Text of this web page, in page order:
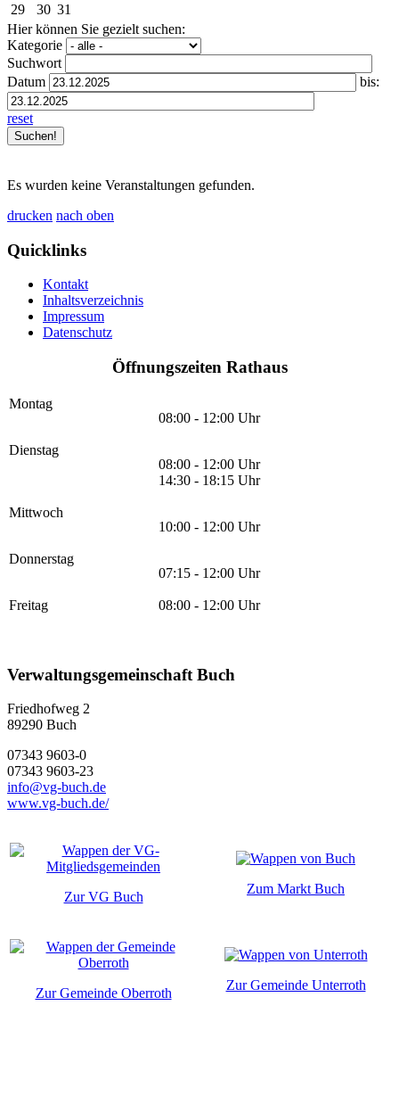
29
30 31
Hier können Sie gezielt suchen:
Kategorie
Suchwort
Datum
bis:
reset
Es wurden keine Veranstaltungen gefunden.
drucken nach oben
Quicklinks
Kontakt
Inhaltsverzeichnis
Impressum
Datenschutz
Öffnungszeiten Rathaus
Montag
08:00 - 12:00 Uhr
Dienstag
08:00 - 12:00 Uhr
14:30 - 18:15 Uhr
Mittwoch
10:00 - 12:00 Uhr
Donnerstag
07:15 - 12:00 Uhr
Freitag 08:00 - 12:00 Uhr
Verwaltungsgemeinschaft Buch
Friedhofweg 2
89290 Buch
07343 9603-0
07343 9603-23
info@vg-buch.de
www.vg-buch.de/
Zur VG Buch
Zum Markt Buch
Zur Gemeinde Oberroth
Zur Gemeinde Unterroth